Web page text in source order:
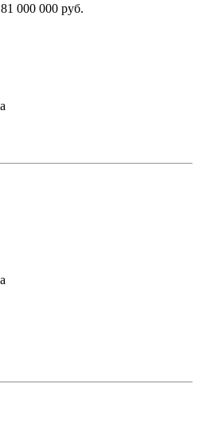
81 000 000 руб.